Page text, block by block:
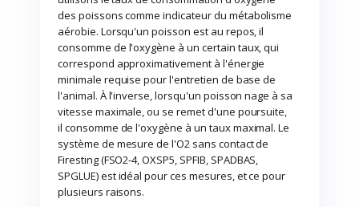
des poissons comme indicateur du métabolisme
aérobie. Lorsqu'un poisson est au repos, il
consomme de l'oxygène à un certain taux, qui
correspond approximativement à l'énergie
minimale requise pour l'entretien de base de
l'animal. À l'inverse, lorsqu'un poisson nage à sa
vitesse maximale, ou se remet d'une poursuite,
il consomme de l'oxygène à un taux maximal. Le
système de mesure de l'O2 sans contact de
Firesting (FSO2-4, OXSP5, SPFIB, SPADBAS,
SPGLUE) est idéal pour ces mesures, et ce pour
plusieurs raisons.